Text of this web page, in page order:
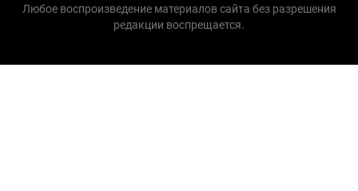
Любое воспроизведение материалов сайта без разрешения
редакции воспрещается.